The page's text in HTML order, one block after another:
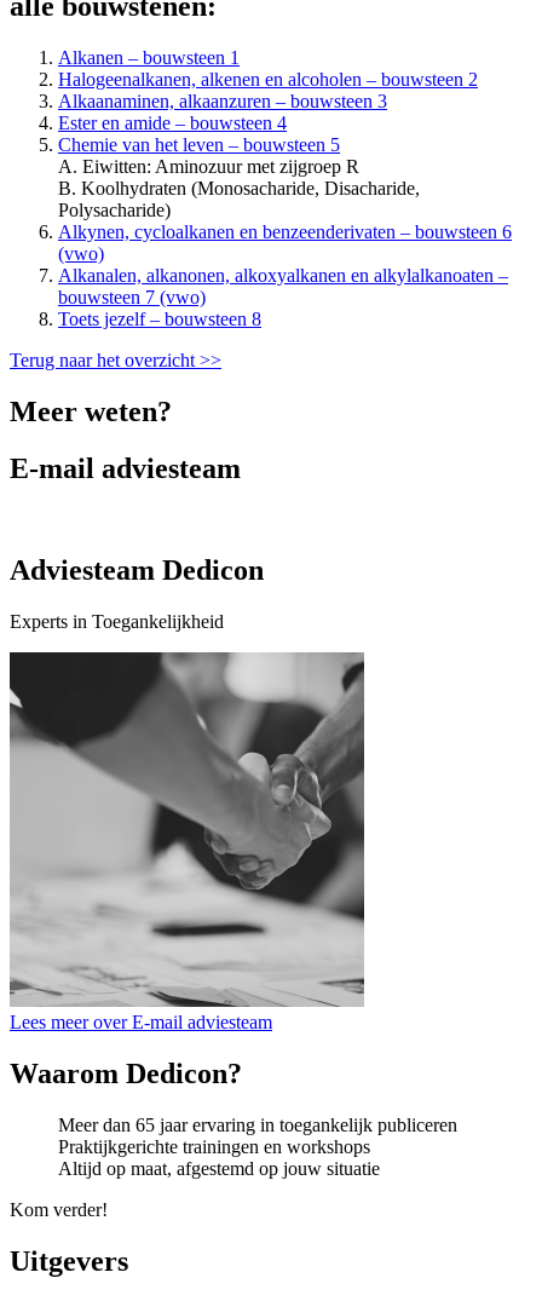
Alkanen – bouwsteen 1
Halogeenalkanen, alkenen en alcoholen – bouwsteen 2
Alkaanaminen, alkaanzuren – bouwsteen 3
Ester en amide – bouwsteen 4
Chemie van het leven – bouwsteen 5
A. Eiwitten: Aminozuur met zijgroep R
B. Koolhydraten (Monosacharide, Disacharide,
Polysacharide)
Alkynen, cycloalkanen en benzeenderivaten – bouwsteen 6
(vwo)
Alkanalen, alkanonen, alkoxyalkanen en alkylalkanoaten –
bouwsteen 7 (vwo)
Toets jezelf – bouwsteen 8
Terug naar het overzicht >>
Meer weten?
E-mail adviesteam
Adviesteam Dedicon
Experts in Toegankelijkheid
Lees meer over E-mail adviesteam
Waarom Dedicon?
Meer dan 65 jaar ervaring in toegankelijk publiceren
Praktijkgerichte trainingen en workshops
Altijd op maat, afgestemd op jouw situatie
Kom verder!
Uitgevers